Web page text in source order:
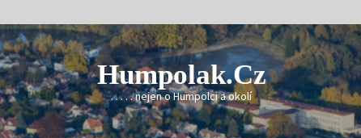
Humpolak.cz
. . . . . nejen o Humpolci a okolí